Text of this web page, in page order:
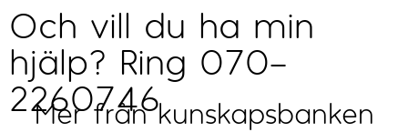
Och vill du ha min
hjälp? Ring 070-
2260746
Mer från kunskapsbanken